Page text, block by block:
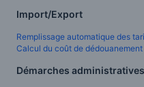
Import/Export
Remplissage automatique des
Calcul du coût de dédouanement
Démarches administratives